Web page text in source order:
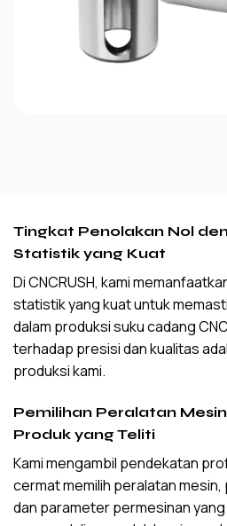
Tingkat Penolakan Nol
Statistik yang Kuat
Di CNCRUSH, kami
statistik yang kuat untuk
dalam produksi suku cadang
terhadap presisi dan kualitas
produksi kami.
Pemilihan Peralatan
Produk yang Teliti
Kami mengambil pendekatan
cermat memilih peralatan
dan parameter permesinan